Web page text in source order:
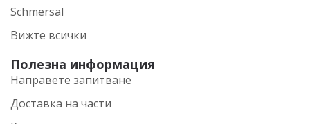
Schmersal
Вижте всички
Полезна информация
Направете запитване
Доставка на части